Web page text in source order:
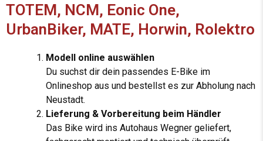
TOTEM, NCM, Eonic One,
UrbanBiker, MATE, Horwin, Rolektro
Modell online auswählen
Du suchst dir dein passendes E-Bike im
Onlineshop aus und bestellst es zur Abholung nach
Neustadt.
Lieferung & Vorbereitung beim Händler
Das Bike wird ins Autohaus Wegner geliefert,